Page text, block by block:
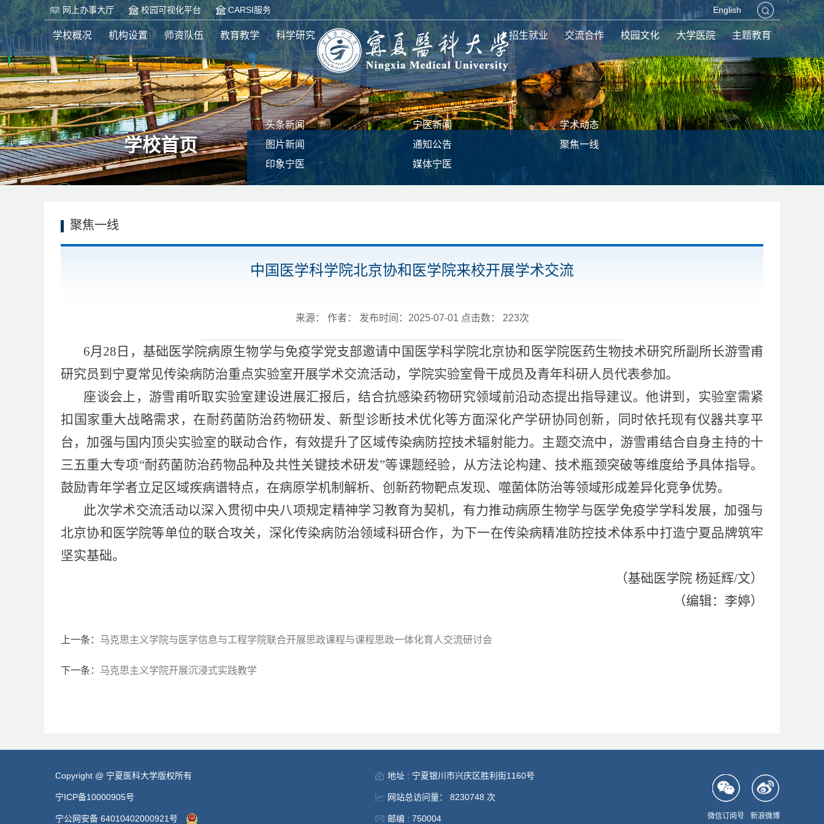
网上办事大厅 校园可视化平台 CARSI服务 English
学校概况 机构设置 师资队伍 教育教学 科学研究 招生就业 交流合作 校园文化 大学医院 主题教育
学校首页
头条新闻 宁医新闻
学术动态
图片新闻
通知公告
聚焦一线
印象宁医
媒体宁医
聚焦一线
中国医学科学院北京协和医学院来校开展学术交流
来源： 作者： 发布时间：2025-07-01 点击数： 223次
6月28日，基础医学院病原生物学与免疫学党支部邀请中国医学科学院北京协和医学院医药生物技术研究所副所长游雪甫
研究员到宁夏常见传染病防治重点实验室开展学术交流活动，学院实验室骨干成员及青年科研人员代表参加。
座谈会上，游雪甫听取实验室建设进展汇报后，结合抗感染药物研究领域前沿动态提出指导建议。他讲到，实验室需紧
扣国家重大战略需求，在耐药菌防治药物研发、新型诊断技术优化等方面深化产学研协同创新，同时依托现有仪器共享平
台，加强与国内顶尖实验室的联动合作，有效提升了区域传染病防控技术辐射能力。主题交流中，游雪甫结合自身主持的十
三五重大专项“耐药菌防治药物品种及共性关键技术研发”等课题经验，从方法论构建、技术瓶颈突破等维度给予具体指导。
鼓励青年学者立足区域疾病谱特点，在病原学机制解析、创新药物靶点发现、噬菌体防治等领域形成差异化竞争优势。
此次学术交流活动以深入贯彻中央八项规定精神学习教育为契机，有力推动病原生物学与医学免疫学学科发展，加强与
北京协和医学院等单位的联合攻关，深化传染病防治领域科研合作，为下一在传染病精准防控技术体系中打造宁夏品牌筑牢
坚实基础。
（基础医学院 杨延辉/文）
（编辑：李婷）
上一条： 马克思主义学院与医学信息与工程学院联合开展思政课程与课程思政一体化育人交流研讨会
下一条： 马克思主义学院开展沉浸式实践教学
Copyright @ 宁夏医科大学版权所有
宁ICP备10000905号
宁公网安备 64010402000921号
地址 : 宁夏银川市兴庆区胜利街1160号
网站总访问量： 8230748 次
邮编 : 750004 微信订阅号 新浪微博